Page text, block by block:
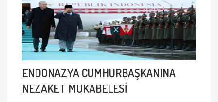
ENDONAZYA CUMHURBAŞKANINA
NEZAKET MUKABELESİ